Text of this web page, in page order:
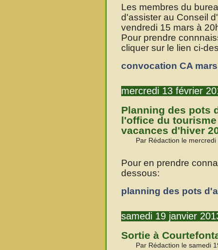
Les membres du
d'assister au Conseil
vendredi 15 mars à
Pour prendre
cliquer sur le lien ci-
convocation CA
mercredi 13 février
Planning des pots
l'office du
vacances d'hiver
Par Rédaction le
Pour en prendre
dessous:
planning des pots
samedi 19 janvier
Sortie à
Par Rédaction le samedi